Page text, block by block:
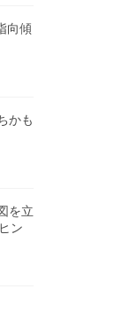
向傾
かも
を立
ン